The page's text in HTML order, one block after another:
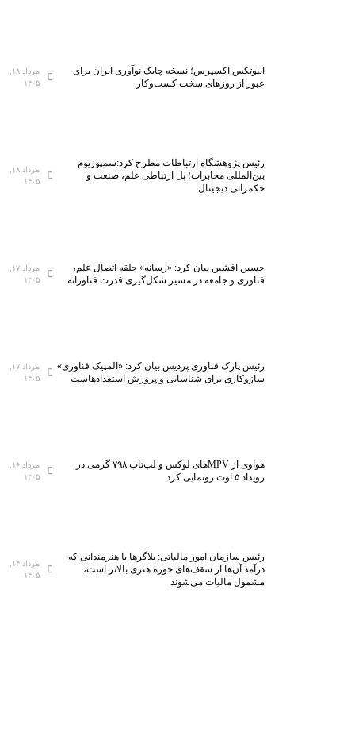
اینوتکس اکسپرس؛ نسخه چابک نوآوری ایران برای
عبور از روزهای سخت کسب‌وکار
۱۴۰۵
رئیس پژوهشگاه ارتباطات مطرح کرد:سمپوزیوم
بین‌المللی مخابرات؛ پل ارتباطی علم، صنعت و
حکمرانی دیجیتال
۱۴۰۵
حسین افشین بیان کرد: «رسانه» حلقه اتصال علم،
فناوری و جامعه در مسیر شکل‌گیری قدرت فناورانه
۱۴۰۵
رئیس پارک فناوری پردیس بیان کرد: «المپیک فناوری»
سازوکاری برای شناسایی و پرورش استعدادهاست
۱۴۰۵
هواوی از MPVهای لوکس و لپ‌تاپ ۷۹۸ گرمی در
رویداد ۵ اوت رونمایی کرد
۱۴۰۵
رئیس سازمان امور مالیاتی: بلاگر‌ها یا هنرمندانی که
درآمد آن‌ها از سقف‌های حوزه هنری بالاتر است،
مشمول مالیات می‌شوند
۱۴۰۵